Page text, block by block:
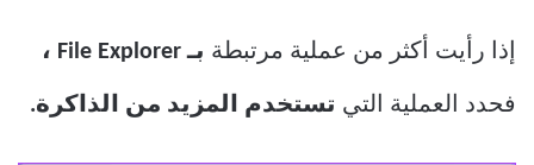
إذا رأيت أكثر من عملية مرتبطة بـ File Explorer ،
فحدد العملية التي تستخدم المزيد من الذاكرة.